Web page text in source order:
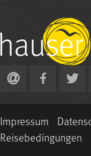
Impressum
Reisebedingungen